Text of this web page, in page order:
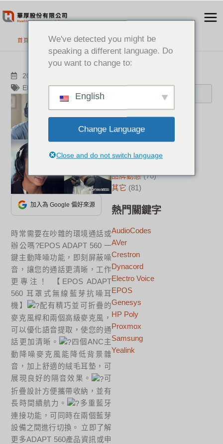
至
首頁 最新消息
2022-10-12
EPOS
加入為 Google 偏好來源
時常需要在吵雜的環境通話或
辦公嗎?EPOS ADAPT 560 一
鍵主動降噪功能，即刻屏蔽噪
音，讓您的通話更清晰，工作
更專注！ 【EPOS ADAPT
560 耳罩式無線藍芽抗噪耳
機】
配有精巧並可折疊的
麥克風桿和兩個高級麥克風，
可以優化語音提取，使您的通
話更加清晰。
四個ANC主
動降噪麥克風能降低背景雜
音，加上舒適的絨毛耳墊，可
展現良好的隔音效果。
可
折疊設計方便攜帶收納，並有
長時間續航力。
多重藍牙
連接功能，可同時在兩個藍芽
設備之間進行切換。 立即了解
更多ADAPT 560產品資訊或申
搜尋
分類
新聞中心(23)
成功案例
品牌動態(70)
其它 (81)
熱門關鍵字
AudioCodes
AVer
Crestron
Dynacord
Electro Voice
EPOS
Genesys
HP Poly
Proxmox
Samsung
Yealink
We've detected you might be
speaking a different language. Do
you want to change to:
English
Change Language
Close and do not switch language